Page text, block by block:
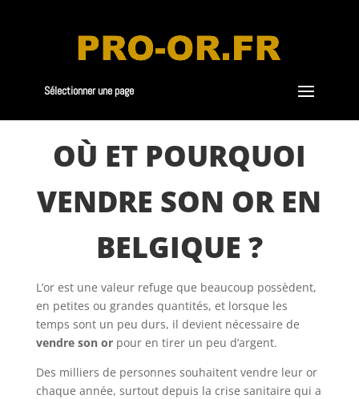
Sélectionner une page
OÙ ET POURQUOI
VENDRE SON OR EN
BELGIQUE ?
L’or est une valeur refuge que beaucoup possèdent,
en petites ou grandes quantités, et lorsque les
temps sont un peu durs, il devient nécessaire de
vendre son orpour en tirer un peu d’argent.
Des milliers de personnes souhaitent vendre leur or
chaque année, surtout depuis la crise sanitaire qui a